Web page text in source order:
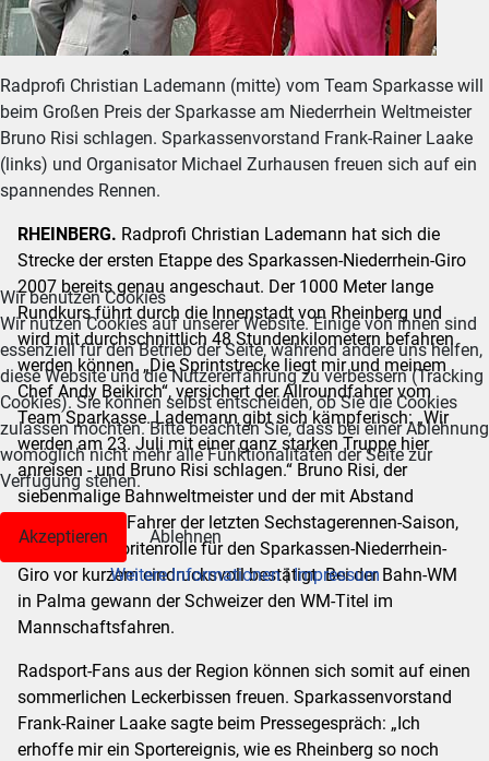
Radprofi Christian Lademann (mitte) vom Team Sparkasse will
beim Großen Preis der Sparkasse am Niederrhein Weltmeister
Bruno Risi schlagen. Sparkassenvorstand Frank-Rainer Laake
(links) und Organisator Michael Zurhausen freuen sich auf ein
spannendes Rennen.
RHEINBERG. Radprofi Christian Lademann hat sich die
Strecke der ersten Etappe des Sparkassen-Niederrhein-Giro
2007 bereits genau angeschaut. Der 1000 Meter lange
Rundkurs führt durch die Innenstadt von Rheinberg und
wird mit durchschnittlich 48 Stundenkilometern befahren
werden können. „Die Sprintstrecke liegt mir und meinem
Chef Andy Beikirch“, versichert der Allroundfahrer vom
Team Sparkasse. Lademann gibt sich kämpferisch: „Wir
werden am 23. Juli mit einer ganz starken Truppe hier
anreisen - und Bruno Risi schlagen.“ Bruno Risi, der
siebenmalige Bahnweltmeister und der mit Abstand
erfolgreichste Fahrer der letzten Sechstagerennen-Saison,
hat seine Favoritenrolle für den Sparkassen-Niederrhein-
Giro vor kurzem eindrucksvoll bestätigt. Bei der Bahn-WM
in Palma gewann der Schweizer den WM-Titel im
Mannschaftsfahren.
Radsport-Fans aus der Region können sich somit auf einen
sommerlichen Leckerbissen freuen. Sparkassenvorstand
Frank-Rainer Laake sagte beim Pressegespräch: „Ich
erhoffe mir ein Sportereignis, wie es Rheinberg so noch
Wir benutzen Cookies
Wir nutzen Cookies auf unserer Website. Einige von ihnen sind
essenziell für den Betrieb der Seite, während andere uns helfen,
diese Website und die Nutzererfahrung zu verbessern (Tracking
Cookies). Sie können selbst entscheiden, ob Sie die Cookies
zulassen möchten. Bitte beachten Sie, dass bei einer Ablehnung
womöglich nicht mehr alle Funktionalitäten der Seite zur
Verfügung stehen.
Akzeptieren
Ablehnen
Weitere Informationen|Impressum